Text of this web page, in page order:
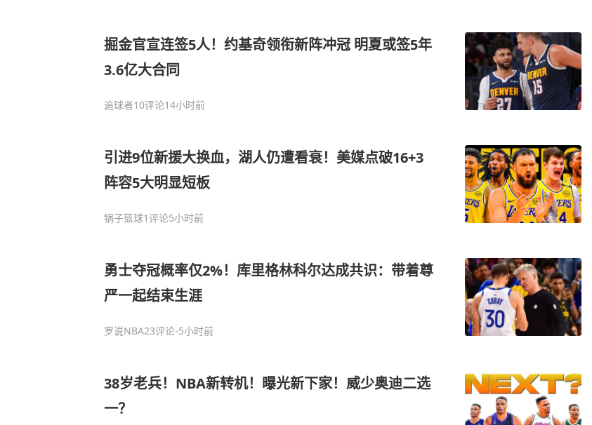
掘金官宣连签5人！约基奇领衔新阵冲冠 明夏或签5年
3.6亿大合同
追球者10评论14小时前
引进9位新援大换血，湖人仍遭看衰！美媒点破16+3
阵容5大明显短板
锅子篮球1评论5小时前
勇士夺冠概率仅2%！库里格林科尔达成共识：带着尊
严一起结束生涯
罗说NBA23评论-5小时前
38岁老兵！NBA新转机！曝光新下家！威少奥迪二选
一？